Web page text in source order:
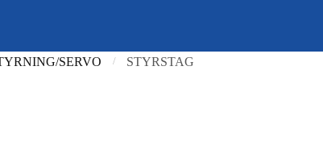
SERVO / STYRSTAG